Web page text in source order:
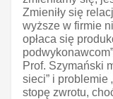
Zmieniły się
wyższe w firmie
opłaca się
Prof. Szymański
sieci” i problemie
stopę zwrotu,